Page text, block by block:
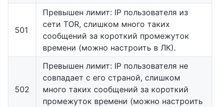
501
Превышен лимит: IP пользователя из
сети TOR, слишком много таких
сообщений за короткий промежуток
времени (можно настроить в ЛК).
502
Превышен лимит: IP пользователя не
совпадает с его страной, слишком
много таких сообщений за короткий
промежуток времени (можно настроить